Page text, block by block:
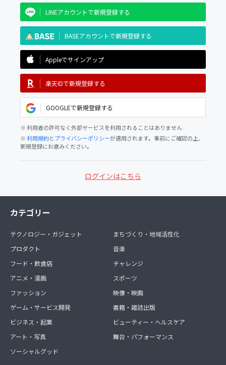
LINEアカウントで新規登録する
BASEアカウントで新規登録する
Appleでサインアップ
楽天IDで新規登録する
GOOGLEで新規登録する
※ 利用者の許可なく外部サービスを利用されることはありません
※利用規約とプライバシーポリシーが適用されます。事前にご確認の上、
新規登録にお進みください。
ログインはこちら
カテゴリー
テクノロジー・ガジェット
プロダクト
フード・飲食店
アニメ・漫画
ファッション
ゲーム・サービス開発
ビジネス・起業
アート・写真
ソーシャルグッド
まちづくり・地域活性化
音楽
チャレンジ
スポーツ
映像・映画
書籍・雑誌出版
ビューティー・ヘルスケア
舞台・パフォーマンス